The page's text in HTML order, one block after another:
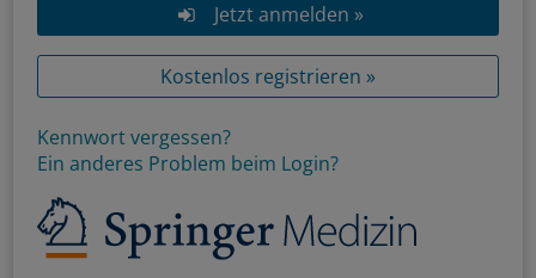
Jetzt anmelden »
Kostenlos registrieren »
Kennwort vergessen?
Ein anderes Problem beim Login?